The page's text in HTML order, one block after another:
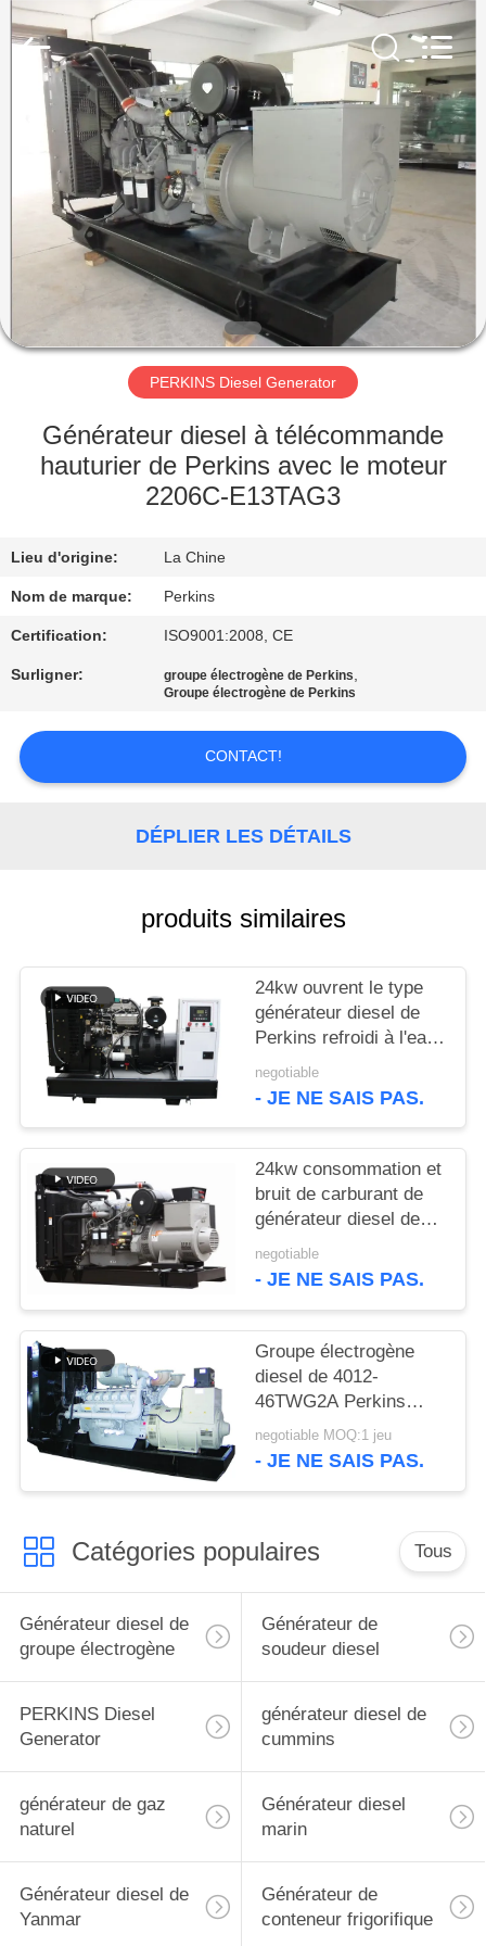
MAISON
PRODUITS
AU
SUJET
DE
NOUS
VISITE
D'USINE
DE
QUALITÉ
CONTACTEZ-
DEMANDEZ
CITATION
SITE
PRIVACY
POLICY
Shenzhen
Genor
Power
Equipment
Reserved.
PERKINS Diesel Generator
Générateur diesel à télécommande
hauturier de Perkins avec le moteur
2206C-E13TAG3
Lieu d'origine: La Chine
Nom de marque: Perkins
Certification: ISO9001:2008, CE
Surligner: groupe électrogène de Perkins,
Groupe électrogène de Perkins
CONTACT!
DÉPLIER LES DÉTAILS
produits similaires
24kw ouvrent le type
générateur diesel de
Perkins refroidi à l'eau
avec le chapeau de
liquide réfrigérant
negotiable
- JE NE SAIS PAS.
24kw consommation et
bruit de carburant de
générateur diesel de
800kw Perkins à la bas
negotiable
- JE NE SAIS PAS.
Groupe électrogène
diesel de 4012-
46TWG2A Perkins
1000kw avec
l'alternateur de
negotiable MOQ:1 jeu
- JE NE SAIS PAS.
Catégories populaires Tous
Générateur diesel de
groupe électrogène
Générateur de
soudeur diesel
PERKINS Diesel
Generator
générateur diesel de
cummins
générateur de gaz
naturel
Générateur diesel
marin
Générateur diesel de
Yanmar
Générateur de
conteneur frigorifique